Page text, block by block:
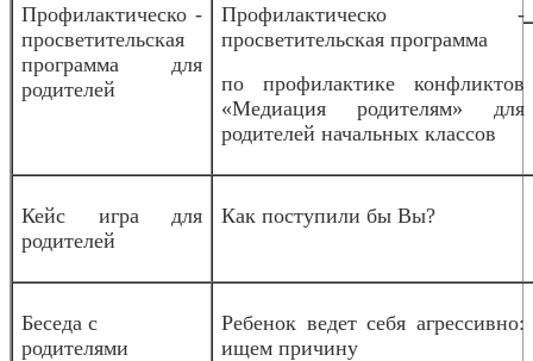
Профилактическо -
просветительская
программа для
родителей
Профилактическо -
просветительская программа
по профилактике конфликтов
«Медиация родителям» для
родителей начальных классов
Кейс игра для
родителей
Как поступили бы Вы?
Беседа с
родителями
Ребенок ведет себя агрессивно:
ищем причину